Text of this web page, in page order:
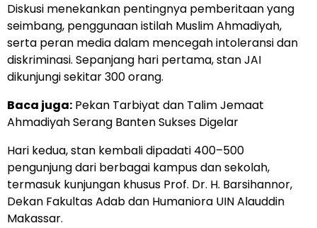
Diskusi menekankan pentingnya pemberitaan yang
seimbang, penggunaan istilah Muslim Ahmadiyah,
serta peran media dalam mencegah intoleransi dan
diskriminasi. Sepanjang hari pertama, stan JAI
dikunjungi sekitar 300 orang.
Baca juga: Pekan Tarbiyat dan Talim Jemaat
Ahmadiyah Serang Banten Sukses Digelar
Hari kedua, stan kembali dipadati 400–500
pengunjung dari berbagai kampus dan sekolah,
termasuk kunjungan khusus Prof. Dr. H. Barsihannor,
Dekan Fakultas Adab dan Humaniora UIN Alauddin
Makassar.